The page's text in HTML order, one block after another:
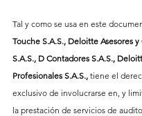
Tal y como se usa en este
Touche S.A.S., Deloitte Asesores
S.A.S., D Contadores S.A.S.,
Profesionales S.A.S., tiene el
exclusivo de involucrarse en, y
la prestación de servicios de